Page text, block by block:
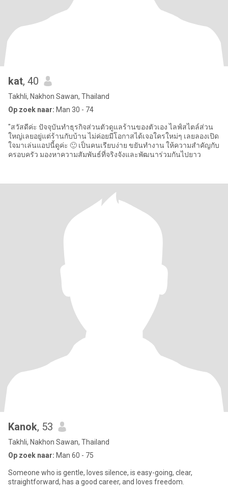
kat, 40
Takhli, Nakhon Sawan, Thailand
Op zoek naar: Man 30 - 74
"สวัสดีค่ะ ปัจจุบันทำธุรกิจส่วนตัวดูแลร้านของตัวเอง ไลฟ์สไตล์ส่วน
ใหญ่เลยอยู่แต่ร้านกับบ้าน ไม่ค่อยมีโอกาสได้เจอใครใหม่ๆ เลยลองเปิด
ใจมาเล่นแอปนี้ดูค่ะ 🙂 เป็นคนเรียบง่าย ขยันทำงาน ให้ความสำคัญกับ
ครอบครัว มองหาความสัมพันธ์ที่จริงจังและพัฒนาร่วมกันไปยาว
Kanok, 53
Takhli, Nakhon Sawan, Thailand
Op zoek naar: Man 60 - 75
Someone who is gentle, loves silence, is easy-going, clear,
straightforward, has a good career, and loves freedom.